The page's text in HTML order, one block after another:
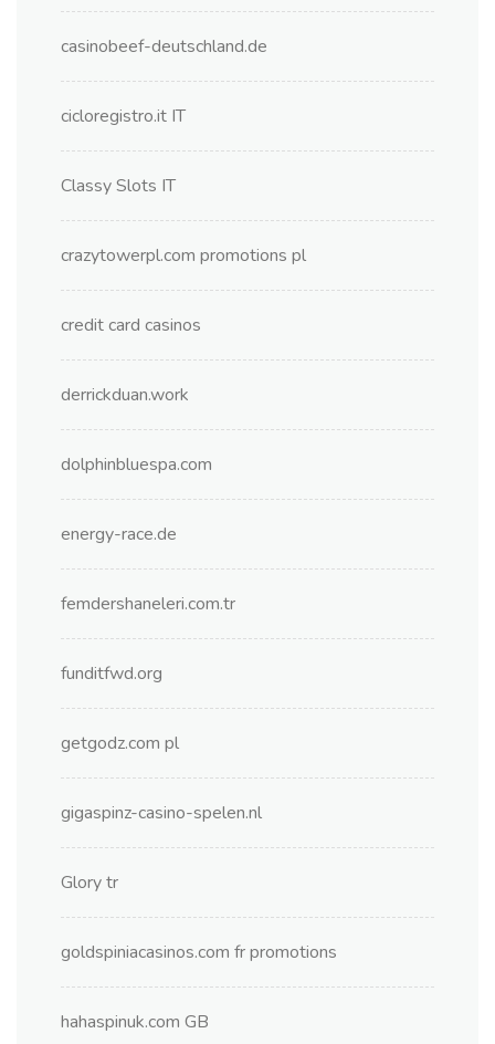
casinobeef-deutschland.de
cicloregistro.it IT
Classy Slots IT
crazytowerpl.com promotions pl
credit card casinos
derrickduan.work
dolphinbluespa.com
energy-race.de
femdershaneleri.com.tr
funditfwd.org
getgodz.com pl
gigaspinz-casino-spelen.nl
Glory tr
goldspiniacasinos.com fr promotions
hahaspinuk.com GB